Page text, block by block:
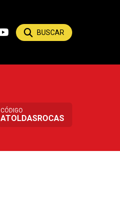
BUSCAR
CÓDIGO
ATOLDASROCAS